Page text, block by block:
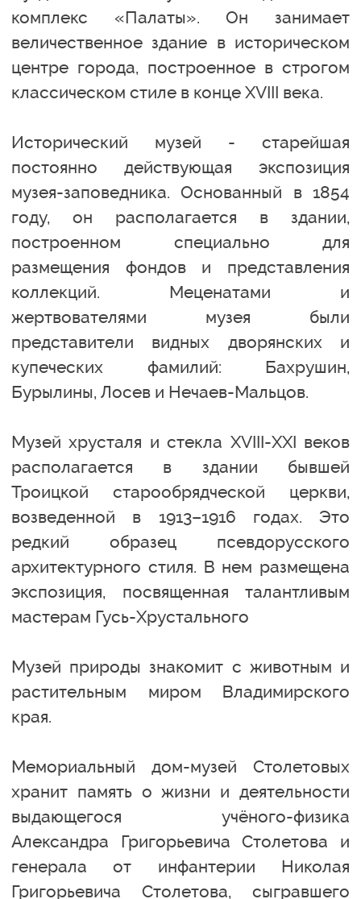
комплекс «Палаты». Он занимает
величественное здание в историческом
центре города, построенное в строгом
классическом стиле в конце XVIII века.
Исторический музей - старейшая
постоянно действующая экспозиция
музея-заповедника. Основанный в 1854
году, он располагается в здании,
построенном специально для
размещения фондов и представления
коллекций. Меценатами и
жертвователями музея были
представители видных дворянских и
купеческих фамилий: Бахрушин,
Бурылины, Лосев и Нечаев-Мальцов.
Музей хрусталя и стекла XVIII-XXI веков
располагается в здании бывшей
Троицкой старообрядческой церкви,
возведенной в 1913–1916 годах. Это
редкий образец псевдорусского
архитектурного стиля. В нем размещена
экспозиция, посвященная талантливым
мастерам Гусь-Хрустального
Музей природы знакомит с животным и
растительным миром Владимирского
края.
Мемориальный дом-музей Столетовых
хранит память о жизни и деятельности
выдающегося учёного-физика
Александра Григорьевича Столетова и
генерала от инфантерии Николая
Григорьевича Столетова, сыгравшего